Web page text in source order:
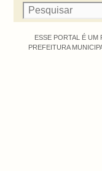
ESSE PORTAL É
PREFEITURA